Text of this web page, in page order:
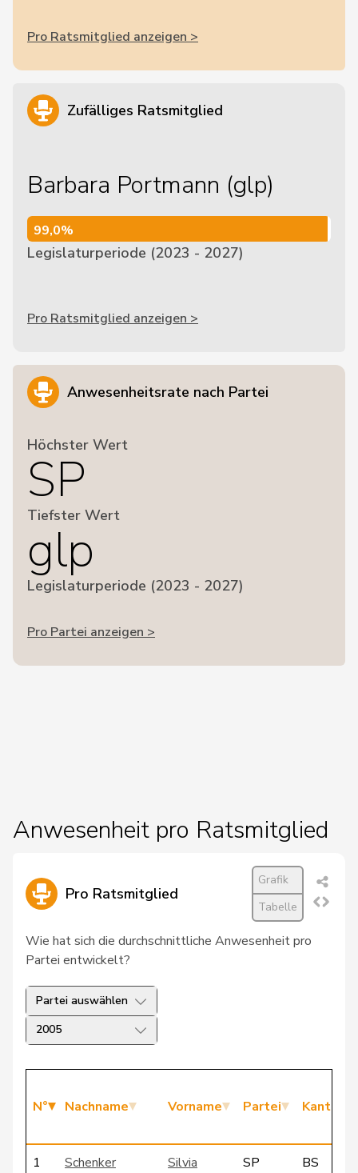
Pro Ratsmitglied anzeigen >
Zufälliges Ratsmitglied
Barbara Portmann (glp)
99,0%
99,0%
Legislaturperiode (2023 - 2027)
Pro Ratsmitglied anzeigen >
Anwesenheitsrate nach Partei
Höchster Wert
SP
Tiefster Wert
glp
Legislaturperiode (2023 - 2027)
Pro Partei anzeigen >
Anwesenheit pro Ratsmitglied
Pro Ratsmitglied
Grafik
Tabelle
Wie hat sich die durchschnittliche Anwesenheit pro
Partei entwickelt?
Partei auswählen
2005
N° Nachname Vorname Partei Kanton
1 Schenker Silvia SP BS